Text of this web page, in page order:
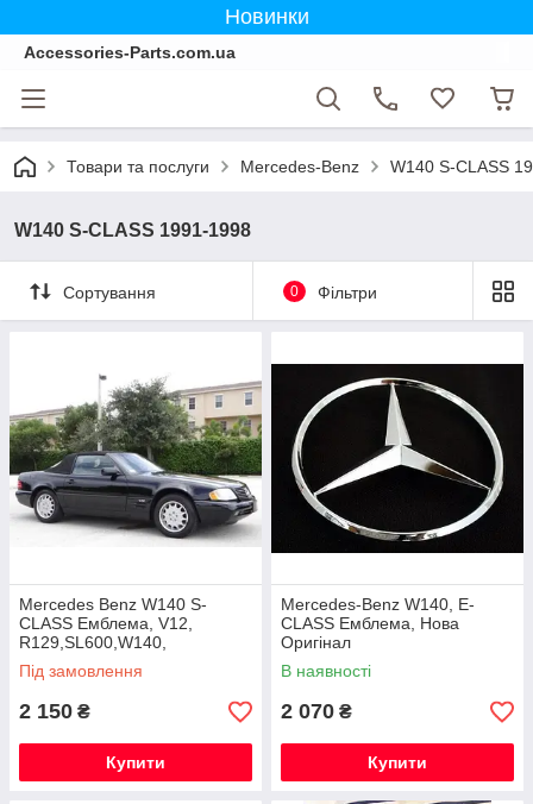
Новинки
Accessories-Parts.com.ua
Товари та послуги Mercedes-Benz W140 S-CLASS
W140 S-CLASS 1991-1998
Сортування 0 Фільтри
Mercedes Benz W140 S-
CLASS Емблема, V12,
R129,SL600,W140,
W220,S600 Нова Оригінал
Під замовлення
2 150 ₴
Купити
Mercedes-Benz W140, E-
CLASS Емблема, Нова
Оригінал
В наявності
2 070 ₴
Купити